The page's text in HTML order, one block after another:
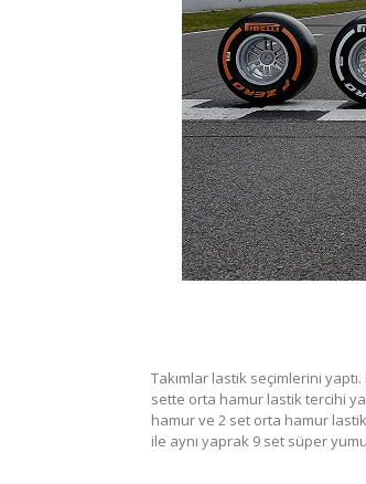
Takımlar lastik seçimlerini
sette orta hamur lastik tercihi
hamur ve 2 set orta hamur
ile aynı yaprak 9 set süper